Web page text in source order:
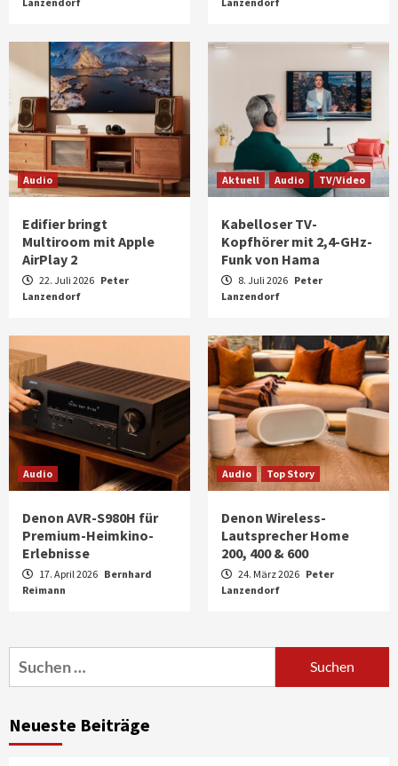
Audio
Edifier bringt
Multiroom mit Apple
AirPlay 2
22. Juli 2026 Peter
Lanzendorf
Aktuell Audio TV/Video
Kabelloser TV-
Kopfhörer mit 2,4-GHz-
Funk von Hama
8. Juli 2026 Peter
Lanzendorf
Audio
Denon AVR-S980H für
Premium-Heimkino-
Erlebnisse
17. April 2026 Bernhard
Reimann
Audio Top Story
Denon Wireless-
Lautsprecher Home
200, 400 & 600
24. März 2026 Peter
Lanzendorf
Suchen
nach:
Neueste Beiträge
4
News aus dem Internet
Fernsehgeräte